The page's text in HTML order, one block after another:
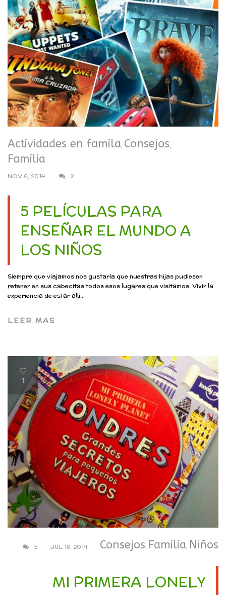
Actividades en famila, Consejos,
Familia
NOV 6, 2014 2
5 PELÍCULAS PARA
ENSEÑAR EL MUNDO A
LOS NIÑOS
Siempre que viajamos nos gustaría que nuestras hijas pudiesen
retener en sus cabecitas todos esos lugares que visitamos. Vivir la
experiencia de estar allí...
LEER MAS
1
Consejos, Familia, Niños
JUL 18, 2014
5
MI PRIMERA LONELY